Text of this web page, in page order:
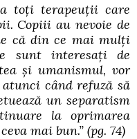
toți terapeuții care
Copiii au nevoie de
că din ce mai mulți
sunt interesați de
și umanismul, vor
când refuză să
un separatism
la oprimarea
mai bun.” (pg. 74)